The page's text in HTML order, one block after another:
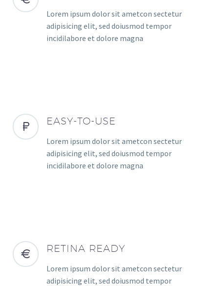
Lorem ipsum dolor sit ametcon sectetur
adipisicing elit, sed doiusmod tempor
incidilabore et dolore magna
EASY-TO-USE
Lorem ipsum dolor sit ametcon sectetur
adipisicing elit, sed doiusmod tempor
incidilabore et dolore magna
RETINA READY
Lorem ipsum dolor sit ametcon sectetur
adipisicing elit, sed doiusmod tempor